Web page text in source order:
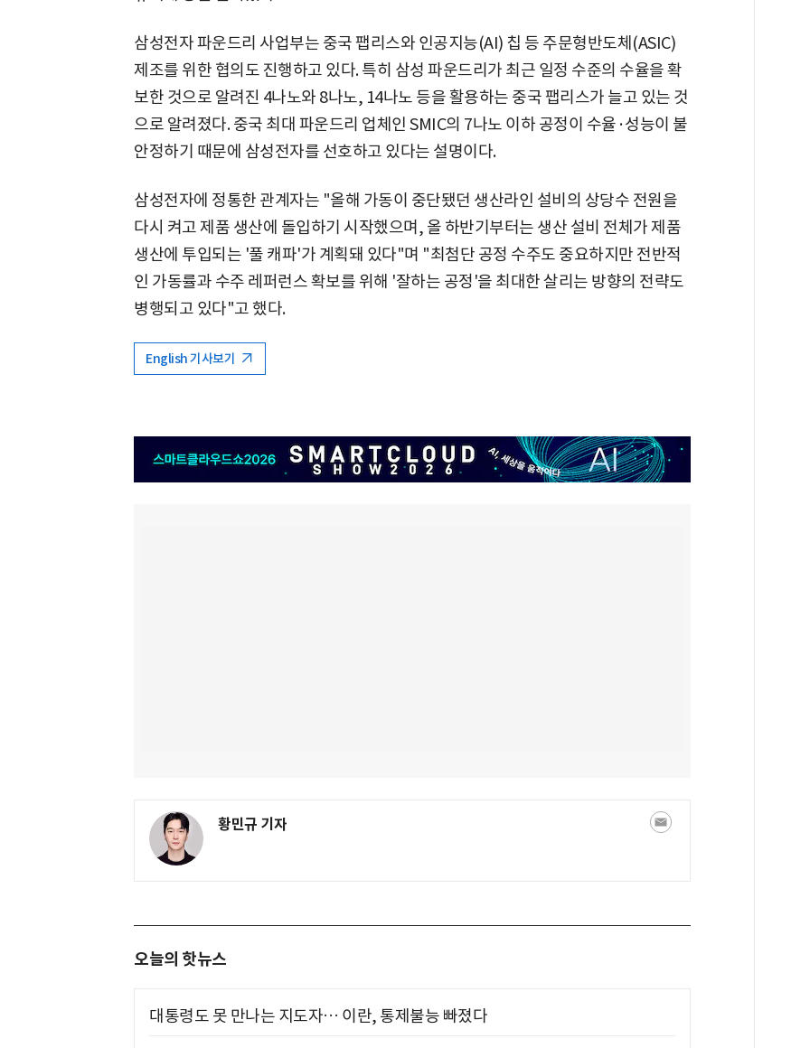
삼성전자 파운드리 사업부는 중국 팹리스와 인공지능(AI) 칩 등 주문형반도체(ASIC)
제조를 위한 협의도 진행하고 있다. 특히 삼성 파운드리가 최근 일정 수준의 수율을 확
보한 것으로 알려진 4나노와 8나노, 14나노 등을 활용하는 중국 팹리스가 늘고 있는 것
으로 알려졌다. 중국 최대 파운드리 업체인 SMIC의 7나노 이하 공정이 수율·성능이 불
안정하기 때문에 삼성전자를 선호하고 있다는 설명이다.
삼성전자에 정통한 관계자는 "올해 가동이 중단됐던 생산라인 설비의 상당수 전원을
다시 켜고 제품 생산에 돌입하기 시작했으며, 올 하반기부터는 생산 설비 전체가 제품
생산에 투입되는 '풀 캐파'가 계획돼 있다"며 "최첨단 공정 수주도 중요하지만 전반적
인 가동률과 수주 레퍼런스 확보를 위해 '잘하는 공정'을 최대한 살리는 방향의 전략도
병행되고 있다"고 했다.
English 기사보기
황민규 기자
오늘의 핫뉴스
대통령도 못 만나는 지도자… 이란, 통제불능 빠졌다